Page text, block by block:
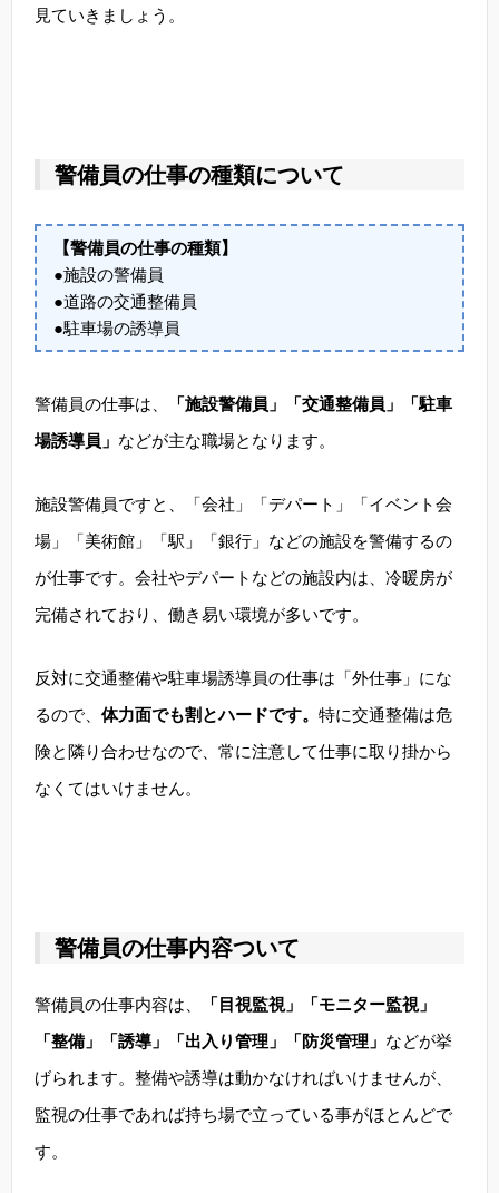
見ていきましょう。
警備員の仕事の種類について
【警備員の仕事の種類】
●施設の警備員
●道路の交通整備員
●駐車場の誘導員
警備員の仕事は、
「施設警備員」「交通整備員」「駐車
場誘導員」 などが主な職場となります。
施設警備員ですと、「会社」「デパート」「イベント会
場」「美術館」「駅」「銀行」などの施設を警備するの
が仕事です。会社やデパートなどの施設内は、冷暖房が
完備されており、働き易い環境が多いです。
反対に交通整備や駐車場誘導員の仕事は「外仕事」にな
るので、 体力面でも割とハードです。 特に交通整備は危
険と隣り合わせなので、常に注意して仕事に取り掛から
なくてはいけません。
警備員の仕事内容ついて
警備員の仕事内容は、
「目視監視」「モニター監視」
「整備」「誘導」「出入り管理」「防災管理」 などが挙
げられます。整備や誘導は動かなければいけませんが、
監視の仕事であれば持ち場で立っている事がほとんどで
す。